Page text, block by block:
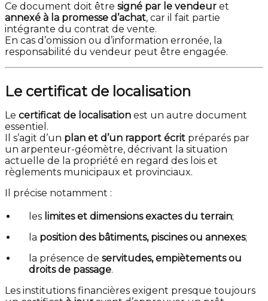
Ce document doit être signé par le vendeur et
annexé à la promesse d’achat, car il fait partie
intégrante du contrat de vente.
En cas d’omission ou d’information erronée, la
responsabilité du vendeur peut être engagée.
Le certificat de localisation
Le certificat de localisation est un autre document
essentiel.
Il s’agit d’un plan et d’un rapport écrit préparés par
un arpenteur-géomètre, décrivant la situation
actuelle de la propriété en regard des lois et
règlements municipaux et provinciaux.
Il précise notamment :
les limites et dimensions exactes du terrain;
la position des bâtiments, piscines ou annexes;
la présence de servitudes, empiètements ou
droits de passage.
Les institutions financières exigent presque toujours